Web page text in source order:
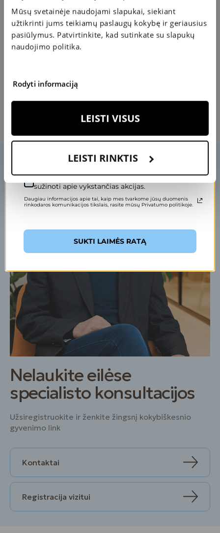
Mūsų svetainėje naudojami slapukai, siekiant
užtikrinti jums teikiamų paslaugų kokybę ir geriausius
pasiūlymus. Patvirtinkite, kad sutinkate su slapukų
naudojimo politika.
Rodyti informaciją
LEISTI VISUS
LEISTI RINKTIS
jiems kuo efektyvesnį gydymą
Maloni gydytoja.
Nelaukite eilėse
specialisto konsultacijos
Užsiregistruokite ir ženkite žingsnį kokybiškesnio
gyvenimo link
Kontaktai
Registracija vizitui
KUPONAS
M
A
IS
T
O
P
A
P
IL
D
A
I
A
K
IM
S
Įveskite savo el. pašto adresą, kad pasuktumėte ratą.
Sutinku gauti specialius pasiūlymus ir pirmas
sužinoti apie vykstančias akcijas.
Daugiau informacijos apie tai, kaip mes tvarkome jūsų duomenis
rinkodaros komunikacijos tikslais, rasite mūsų Privatumo politikoje.
SUKTI LAIMĖS RATĄ